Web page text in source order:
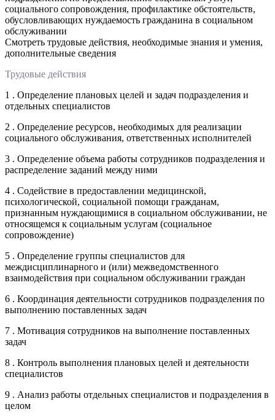
социального сопровождения, профилактике обстоятельств,
обусловливающих нуждаемость гражданина в социальном
обслуживании
Смотреть трудовые действия, необходимые знания и умения,
дополнительные сведения
Трудовые действия
1 . Определение плановых целей и задач подразделения и
отдельных специалистов
2 . Определение ресурсов, необходимых для реализации
социального обслуживания, ответственных исполнителей
3 . Определение объема работы сотрудников подразделения и
распределение заданий между ними
4 . Содействие в предоставлении медицинской,
психологической, социальной помощи гражданам,
признанным нуждающимися в социальном обслуживании, не
относящемся к социальным услугам (социальное
сопровождение)
5 . Определение группы специалистов для
междисциплинарного и (или) межведомственного
взаимодействия при социальном обслуживании граждан
6 . Координация деятельности сотрудников подразделения по
выполнению поставленных задач
7 . Мотивация сотрудников на выполнение поставленных
задач
8 . Контроль выполнения плановых целей и деятельности
специалистов
9 . Анализ работы отдельных специалистов и подразделения в
целом